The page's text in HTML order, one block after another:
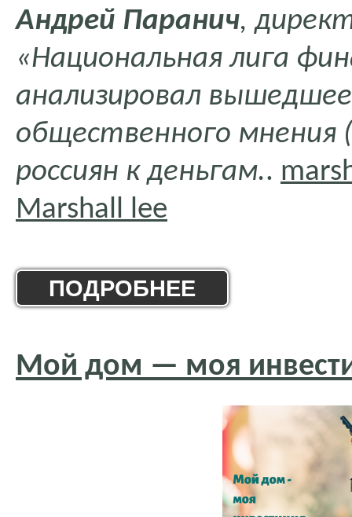
Андрей Паранич,
«Национальная лига
анализировал
общественного
россиян к деньгам..
Marshall lee
ПОДРОБНЕЕ
Мой дом — моя